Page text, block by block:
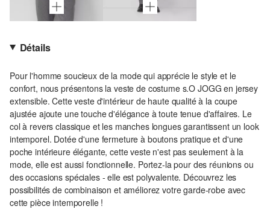
Détails
Pour l'homme soucieux de la mode qui apprécie le style et le
confort, nous présentons la veste de costume s.O JOGG en jersey
extensible. Cette veste d'intérieur de haute qualité à la coupe
ajustée ajoute une touche d'élégance à toute tenue d'affaires. Le
col à revers classique et les manches longues garantissent un look
intemporel. Dotée d'une fermeture à boutons pratique et d'une
poche intérieure élégante, cette veste n'est pas seulement à la
mode, elle est aussi fonctionnelle. Portez-la pour des réunions ou
des occasions spéciales - elle est polyvalente. Découvrez les
possibilités de combinaison et améliorez votre garde-robe avec
cette pièce intemporelle !